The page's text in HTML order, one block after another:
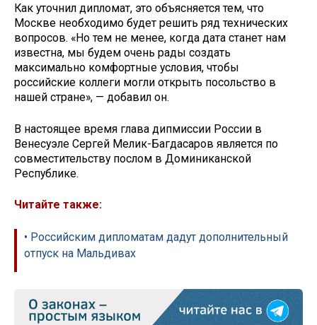
Как уточнил дипломат, это объясняется тем, что
Москве необходимо будет решить ряд технических
вопросов. «Но тем не менее, когда дата станет нам
известна, мы будем очень рады создать
максимально комфортные условия, чтобы
российские коллеги могли открыть посольство в
нашей стране», — добавил он.
В настоящее время глава дипмиссии России в
Венесуэле Сергей Мелик-Багдасаров является по
совместительству послом в Доминиканской
Республике.
Читайте также:
• Российским дипломатам дадут дополнительный
отпуск на Мальдивах